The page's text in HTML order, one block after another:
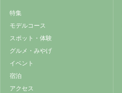
特集
モデルコース
スポット・体験
グルメ・みやげ
イベント
宿泊
アクセス